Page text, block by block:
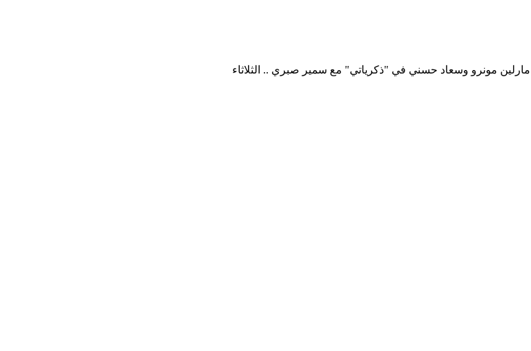
مونرو وسعاد حسني في "ذكرياتي" مع سمير صبري .. الثلاثاء